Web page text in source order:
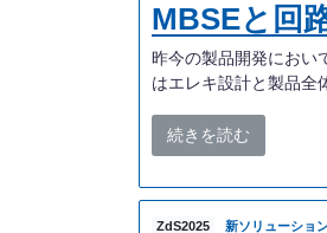
MBSEと回
昨今の製品開発におい
はエレキ設計と製品全
続きを読む
ZdS2025 新ソリューショ